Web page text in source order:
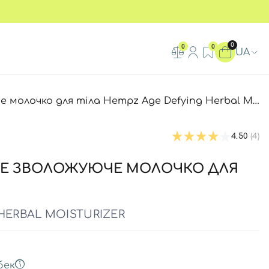
0 0 0
UA
для тіла Hempz Age Defying Herbal Moisturizer
4.50 (4)
ЗВОЛОЖУЮЧЕ МОЛОЧКО ДЛЯ
MOISTURIZER